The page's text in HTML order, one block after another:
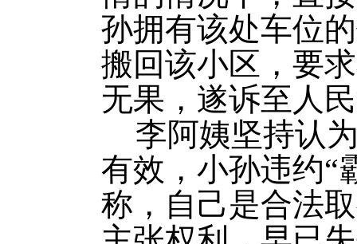
孙拥有该处车位
搬回该小区，要
无果，遂诉至人
李阿姨坚持认
有效，小孙违约“
称，自己是合法